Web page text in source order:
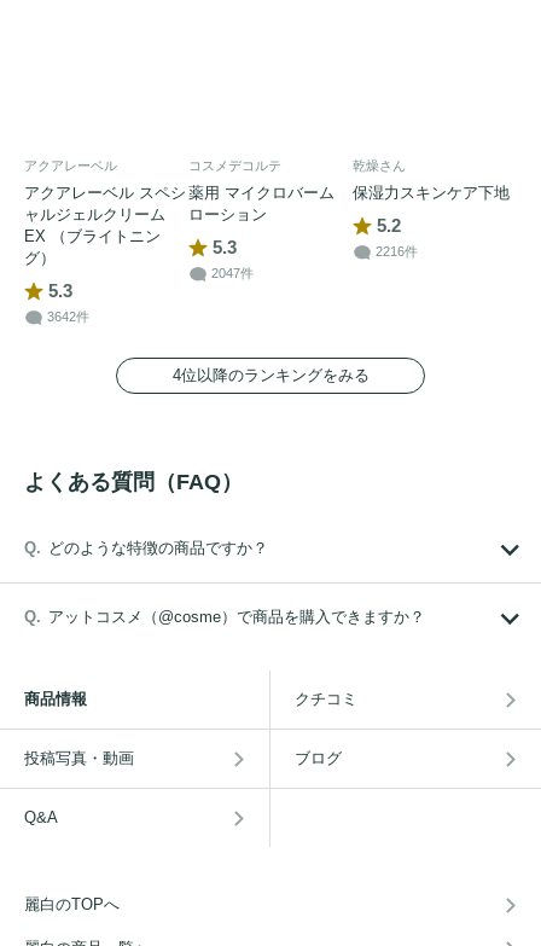
アクアレーベル
アクアレーベル スペシ
ャルジェルクリーム
EX （ブライトニン
グ）
5.3
3642件
コスメデコルテ
薬用 マイクロバーム
ローション
5.3
2047件
乾燥さん
保湿力スキンケア下地
5.2
2216件
4位以降のランキングをみる
よくある質問（FAQ）
どのような特徴の商品ですか？
アットコスメ（@cosme）で商品を購入できますか？
商品情報 クチコミ
投稿写真・動画 ブログ
Q&A
麗白のTOPへ